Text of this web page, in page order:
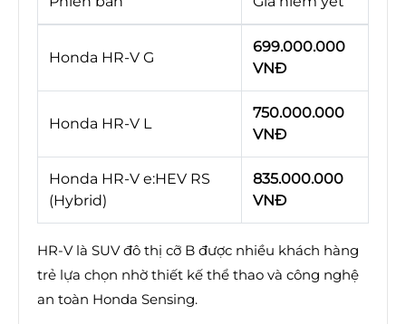
Honda HR-V G
699.000.000
VNĐ
Honda HR-V L
750.000.000
VNĐ
Honda HR-V e:HEV RS
(Hybrid)
835.000.000
VNĐ
HR-V là SUV đô thị cỡ B được nhiều khách hàng
trẻ lựa chọn nhờ thiết kế thể thao và công nghệ
an toàn Honda Sensing.